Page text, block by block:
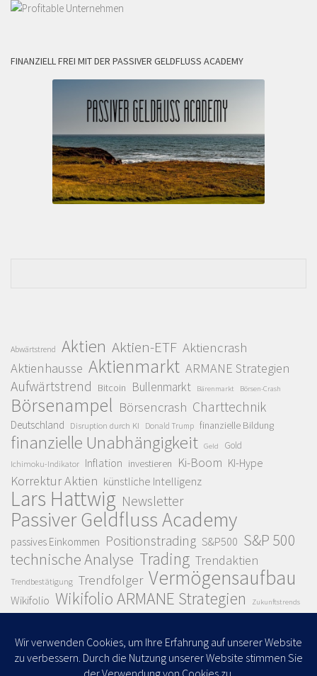
FINANZIELL FREI MIT DER PASSIVER GELDFLUSS ACADEMY
Abwärtstrend Aktien Aktien-ETF Aktiencrash
Aktienhausse Aktienmarkt ARMANE Strategien
Aufwärtstrend Bitcoin Bullenmarkt Bärenmarkt Börsen-Crash
Börsenampel Börsencrash Charttechnik
Deutschland Disruption durch KI Donald Trump finanzielle Bildung
finanzielle Unabhängigkeit Geld Gold
Ichimoku-Indikator Inflation investieren Ki-Boom KI-Hype
Korrektur Aktien künstliche Intelligenz
Lars Hattwig Newsletter
Passiver Geldfluss Academy
passives Einkommen Positionstrading S&P500 S&P 500
technische Analyse Trading Trendaktien
Trendbestätigung Trendfolger Vermögensaufbau
Wikifolio Wikifolio ARMANE Strategien Zukunftstrends